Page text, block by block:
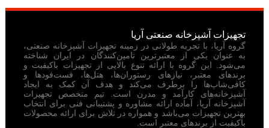
تجهیزات آشپزخانه صنعتی آریا
گروه آریا، با تجربه طولانی در زمینه تجهیزات آشپزخانه صنعتی،
به عنوان یکی از معتبرترین تامین‌کنندگان در ایران شناخته
می‌شود. این گروه با ارائه تنوع بالایی از تجهیزات باکیفیت و
برندهای معتبر، نیازهای رستوران‌ها، هتل‌ها، فست‌فودها و
کافی‌شاپ‌ها را برطرف می‌کند و هدف آن کمک به ایجاد
آشپزخانه‌های کارآمد و مدرن است. تیم متخصص تجهیزات
آشپزخانه آریا، آماده ارائه مشاوره و پشتیبانی فنی برای انتخاب
بهترین تجهیزات می‌باشد و همواره در تلاش برای ارائه محصولات
باکیفیت از برندهای معتبر است.